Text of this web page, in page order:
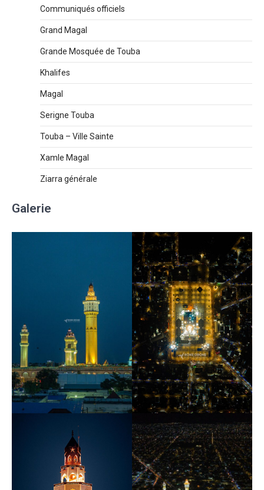
Communiqués officiels
Grand Magal
Grande Mosquée de Touba
Khalifes
Magal
Serigne Touba
Touba – Ville Sainte
Xamle Magal
Ziarra générale
Galerie